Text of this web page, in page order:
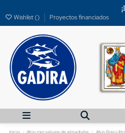
Wishlist () Proyectos financiados